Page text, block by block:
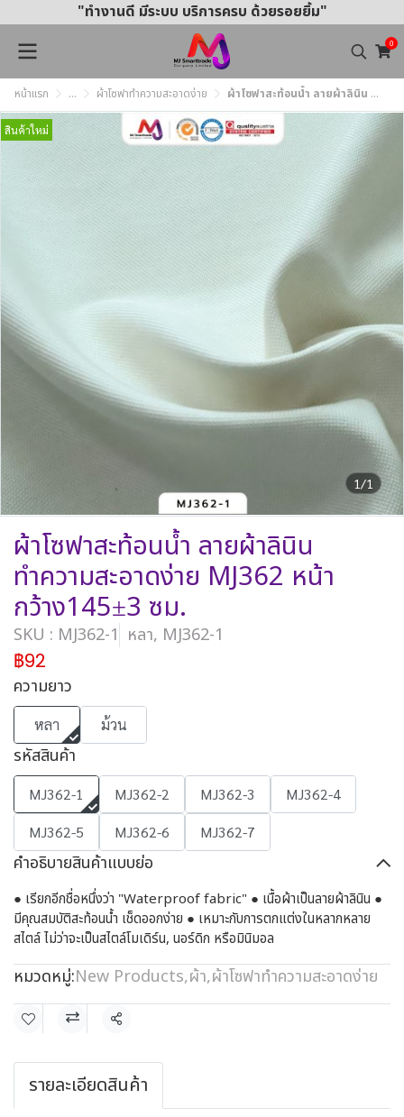
"ทำงานดี มีระบบ บริการครบ ด้วยรอยยิ้ม"
0
หน้าแรก ... ผ้าโซฟาทำความสะอาดง่าย ผ้าโซฟาสะท้อนน้ำ ลายผ้าลินิน ทำความสะอาดง่าย MJ362 หน้ากว้าง145±3 ซม.
1/1
สินค้าใหม่
ผ้าโซฟาสะท้อนน้ำ ลายผ้าลินิน
ทำความสะอาดง่าย MJ362 หน้า
กว้าง145±3 ซม.
SKU : MJ362-1 หลา, MJ362-1
฿92
ความยาว
หลา ม้วน
รหัสสินค้า
MJ362-1 MJ362-2 MJ362-3
MJ362-4
MJ362-5
MJ362-6 MJ362-7
คำอธิบายสินค้าแบบย่อ
● เรียกอีกชื่อหนึ่งว่า "Waterproof fabric" ● เนื้อผ้าเป็นลายผ้าลินิน ●
มีคุณสมบัติสะท้อนน้ำ เช็ดออกง่าย ● เหมาะกับการตกแต่งในหลากหลาย
สไตล์ ไม่ว่าจะเป็นสไตล์โมเดิร์น, นอร์ดิก หรือมินิมอล
หมวดหมู่:New Products,ผ้า,ผ้าโซฟาทำความสะอาดง่าย
แชร์
รายละเอียดสินค้า